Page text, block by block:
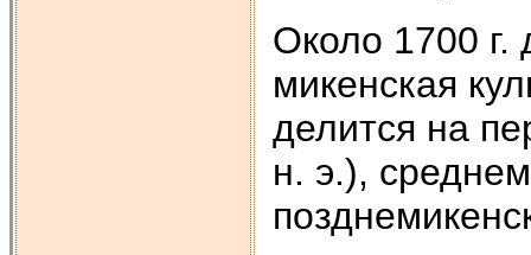
Около 1700 г.
микенская
делится на
н. э.),